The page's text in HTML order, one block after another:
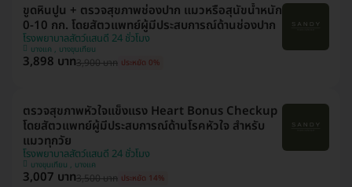
ขูดหินปูน + ตรวจสุขภาพช่องปาก แมวหรือสุนัขน้ำหนัก
0-10 กก. โดยสัตวแพทย์ผู้มีประสบการณ์ด้านช่องปาก
โรงพยาบาลสัตว์แสนดี 24 ชั่วโมง
บางแค , บางขุนเทียน
3,898 บาท3,900 บาท ประหยัด 0%
ตรวจสุขภาพหัวใจแข็งแรง Heart Bonus Checkup
โดยสัตวแพทย์ผู้มีประสบการณ์ด้านโรคหัวใจ สำหรับ
แมวทุกวัย
โรงพยาบาลสัตว์แสนดี 24 ชั่วโมง
บางขุนเทียน , บางแค
3,007 บาท3,500 บาท ประหยัด 14%